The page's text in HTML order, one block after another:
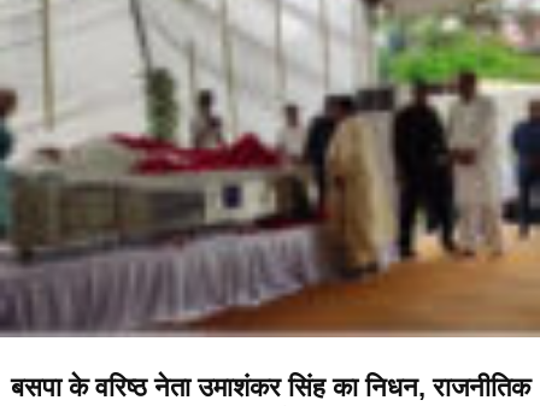
बसपा के वरिष्ठ नेता उमाशंकर सिंह का निधन, राजनीतिक